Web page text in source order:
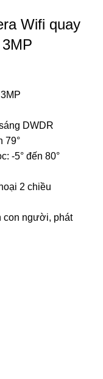
Wifi quay
DWDR
79°
-5° đến 80°
2 chiều
con người, phát